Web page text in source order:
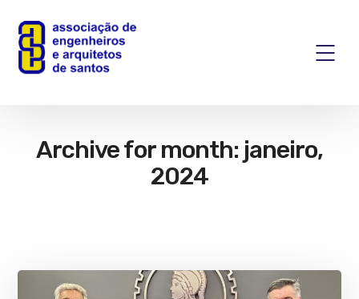
Archive for month: janeiro,
2024